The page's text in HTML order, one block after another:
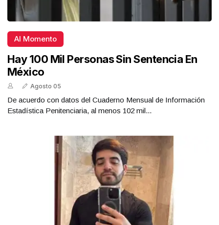
Al Momento
Hay 100 Mil Personas Sin Sentencia En
México
Agosto 05
De acuerdo con datos del Cuaderno Mensual de Información
Estadística Penitenciaria, al menos 102 mil...